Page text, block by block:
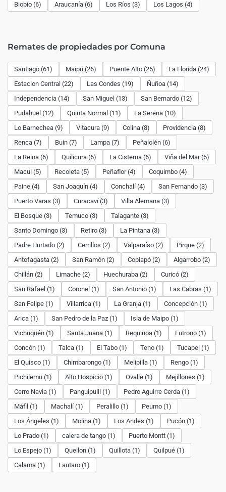
Biobío (6)
Araucanía (6) Los Ríos (3) Los Lagos (4)
Remates de propiedades por Comuna
Santiago (61) Maipú (26) Puente Alto (25)
La Florida (24)
Estacion Central (22)
Las Condes (19)
Ñuñoa (14)
Independencia (14)
San Miguel (13)
San Bernardo (12)
Pudahuel (12)
Quinta Normal (11)
La Serena (10)
Lo Barnechea (9)
Vitacura (9) Colina (8)
Providencia (8)
Renca (7)
Buin (7) Lampa (7)
Peñalolén (6)
La Reina (6)
Quilicura (6) La Cisterna (6)
Viña del Mar (5)
Macul (5)
Recoleta (5) Peñaflor (4)
Coquimbo (4)
Paine (4)
San Joaquín (4) Conchalí (4)
San Fernando (3)
Puerto Varas (3)
Curacaví (3)
Villa Alemana (3)
El Bosque (3)
Temuco (3)
Talagante (3)
Santo Domingo (3)
Retiro (3)
La Pintana (3)
Padre Hurtado (2)
Cerrillos (2) Valparaíso (2)
Pirque (2)
Antofagasta (2)
San Ramón (2) Copiapó (2)
Algarrobo (2)
Chillán (2)
Limache (2) Huechuraba (2)
Curicó (2)
San Rafael (1)
Coronel (1) San Antonio (1)
Las Cabras (1)
San Felipe (1)
Villarrica (1) La Granja (1)
Concepción (1)
Arica (1)
San Pedro de la Paz (1)
Isla de Maipo (1)
Vichuquén (1)
Santa Juana (1) Requinoa (1)
Futrono (1)
Concón (1)
Talca (1) El Tabo (1) Teno (1)
Tucapel (1)
El Quisco (1)
Chimbarongo (1) Melipilla (1)
Rengo (1)
Pichilemu (1)
Alto Hospicio (1) Ovalle (1)
Mejillones (1)
Cerro Navia (1)
Panguipulli (1)
Pedro Aguirre Cerda (1)
Máfil (1)
Machalí (1) Peralillo (1)
Peumo (1)
Los Ángeles (1)
Molina (1) Los Andes (1)
Pucón (1)
Lo Prado (1)
calera de tango (1)
Puerto Montt (1)
Lo Espejo (1)
Quellon (1) Quillota (1)
Quilpué (1)
Calama (1)
Lautaro (1)